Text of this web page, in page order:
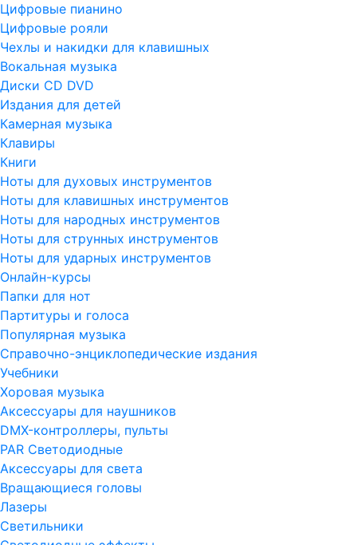
Цифровые пианино
Цифровые рояли
Чехлы и накидки для клавишных
Вокальная музыка
Диски CD DVD
Издания для детей
Камерная музыка
Клавиры
Книги
Ноты для духовых инструментов
Ноты для клавишных инструментов
Ноты для народных инструментов
Ноты для струнных инструментов
Ноты для ударных инструментов
Онлайн-курсы
Папки для нот
Партитуры и голоса
Популярная музыка
Справочно-энциклопедические издания
Учебники
Хоровая музыка
Аксессуары для наушников
DMX-контроллеры, пульты
PAR Светодиодные
Аксессуары для света
Вращающиеся головы
Лазеры
Светильники